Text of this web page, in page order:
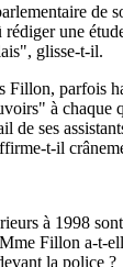
de
rédiger une
glisse-t-il.
Fillon, parfois
à chaque
de ses
t-il
à 1998
Fillon a-t-
la police ?